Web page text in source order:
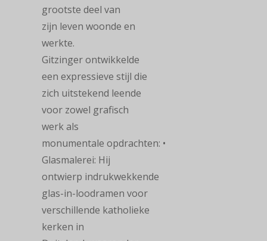
grootste deel van
zijn leven woonde en
werkte.
Gitzinger ontwikkelde
een expressieve stijl die
zich uitstekend leende
voor zowel grafisch
werk als
monumentale opdrachten: •
Glasmalerei: Hij
ontwierp indrukwekkende
glas-in-loodramen voor
verschillende katholieke
kerken in